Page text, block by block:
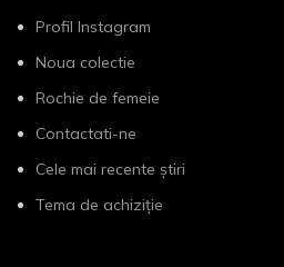
Profil Instagram
Noua colectie
Rochie de femeie
Contactati-ne
Cele mai recente știri
Tema de achiziție